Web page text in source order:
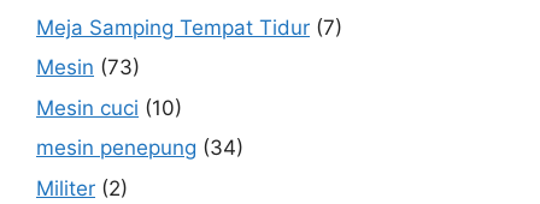
Meja Samping Tempat Tidur (7)
Mesin (73)
Mesin cuci (10)
mesin penepung (34)
Militer (2)